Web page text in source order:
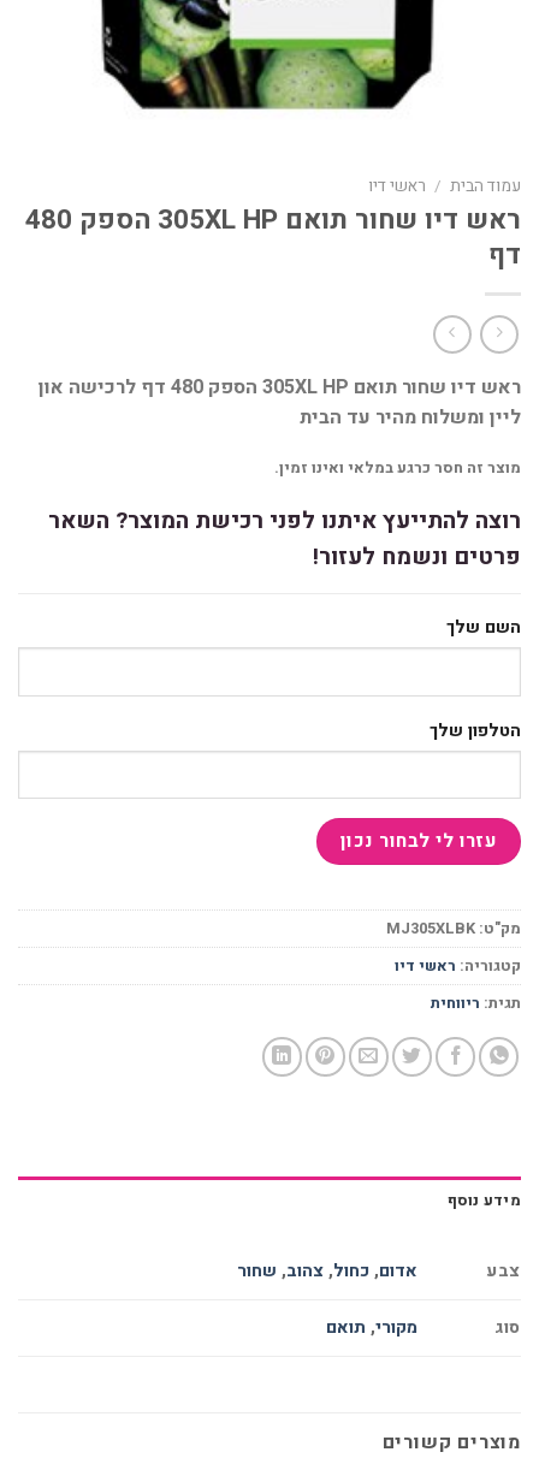
עמוד הבית / ראשי דיו
ראש דיו שחור תואם 305XL HP הספק 480
דף
ראש דיו שחור תואם 305XL HP הספק 480 דף לרכישה און
ליין ומשלוח מהיר עד הבית
מוצר זה חסר כרגע במלאי ואינו זמין.
רוצה להתייעץ איתנו לפני רכישת המוצר? השאר
פרטים ונשמח לעזור!
השם שלך
הטלפון שלך
מק"ט:MJ305XLBK
קטגוריה:ראשי דיו
תגית:ריווחית
מידע נוסף
צבע אדום,כחול,צהוב,שחור
סוג מקורי,תואם
מוצרים קשורים